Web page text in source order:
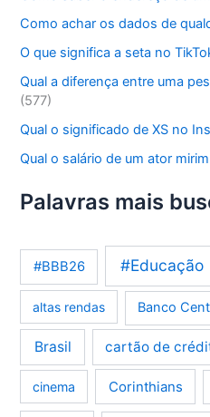
Como achar os dados de
O que significa a seta no
Qual a diferença entre uma
(577)
Qual o significado de XS no
Qual o salário de um ator
Palavras mais
#BBB26 #Educação
altas rendas Banco
Brasil cartão de
cinema Corinthians